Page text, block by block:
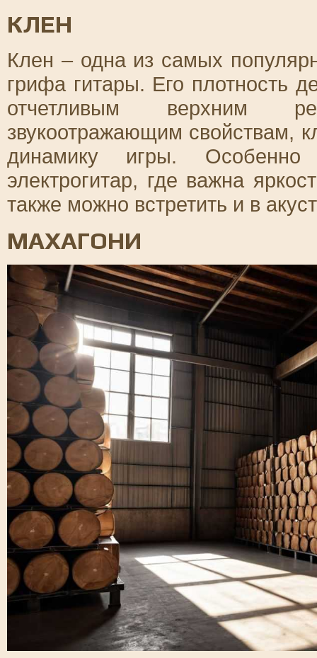
КЛЕН
Клен – одна из самых
грифа гитары. Его плотность
отчетливым верхним
звукоотражающим свойствам,
динамику игры.
электрогитар, где важна
также можно встретить и в
МАХАГОНИ